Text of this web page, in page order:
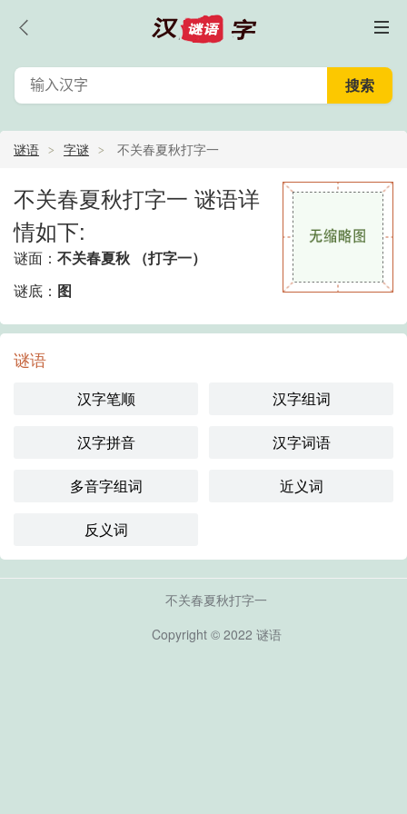
谜语 字谜 不关春夏秋打字一
不关春夏秋打字一 谜语详
情如下:
谜面： 不关春夏秋 （打字一）
谜底： 图
谜语
汉字笔顺 汉字组词
汉字拼音 汉字词语
多音字组词 近义词
反义词
不关春夏秋打字一
Copyright © 2022 谜语